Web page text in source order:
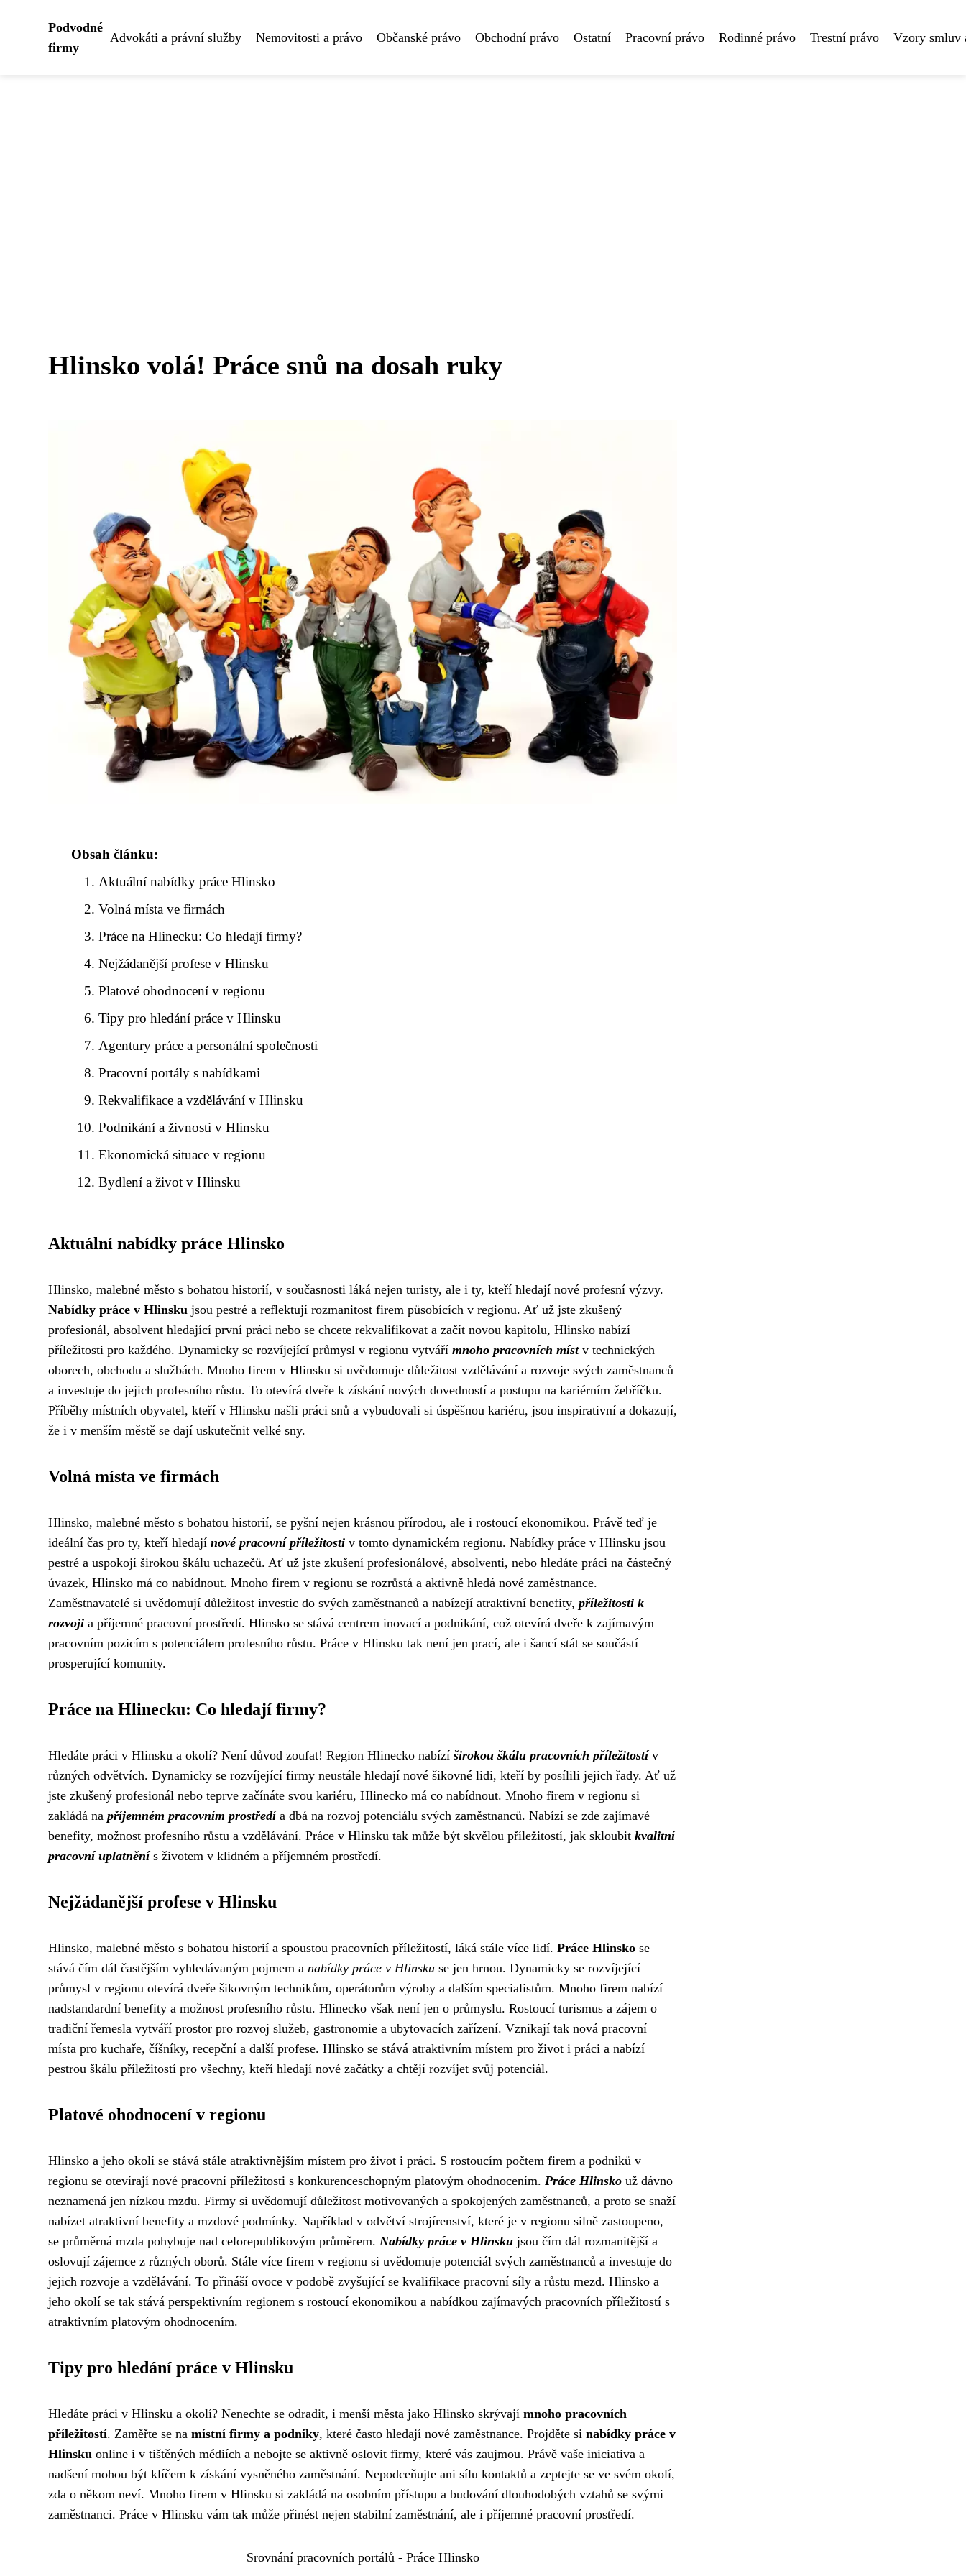
Podvodné
firmy
Advokáti a právní služby Nemovitosti a právo Občanské právo Obchodní právo Ostatní Pracovní právo Rodinné právo Trestní právo Vzory smluv
Hlinsko volá! Práce snů na dosah ruky
Obsah článku:
Aktuální nabídky práce Hlinsko
Volná místa ve firmách
Práce na Hlinecku: Co hledají firmy?
Nejžádanější profese v Hlinsku
Platové ohodnocení v regionu
Tipy pro hledání práce v Hlinsku
Agentury práce a personální společnosti
Pracovní portály s nabídkami
Rekvalifikace a vzdělávání v Hlinsku
Podnikání a živnosti v Hlinsku
Ekonomická situace v regionu
Bydlení a život v Hlinsku
Aktuální nabídky práce Hlinsko
Hlinsko, malebné město s bohatou historií, v současnosti láká nejen turisty, ale i ty, kteří hledají nové profesní výzvy.
Nabídky práce v Hlinsku jsou pestré a reflektují rozmanitost firem působících v regionu. Ať už jste zkušený
profesionál, absolvent hledající první práci nebo se chcete rekvalifikovat a začít novou kapitolu, Hlinsko nabízí
příležitosti pro každého. Dynamicky se rozvíjející průmysl v regionu vytváří mnoho pracovních místv technických
oborech, obchodu a službách. Mnoho firem v Hlinsku si uvědomuje důležitost vzdělávání a rozvoje svých zaměstnanců
a investuje do jejich profesního růstu. To otevírá dveře k získání nových dovedností a postupu na kariérním žebříčku.
Příběhy místních obyvatel, kteří v Hlinsku našli práci snů a vybudovali si úspěšnou kariéru, jsou inspirativní a dokazují,
že i v menším městě se dají uskutečnit velké sny.
Volná místa ve firmách
Hlinsko, malebné město s bohatou historií, se pyšní nejen krásnou přírodou, ale i rostoucí ekonomikou. Právě teď je
ideální čas pro ty, kteří hledají nové pracovní příležitosti v tomto dynamickém regionu. Nabídky práce v Hlinsku jsou
pestré a uspokojí širokou škálu uchazečů. Ať už jste zkušení profesionálové, absolventi, nebo hledáte práci na částečný
úvazek, Hlinsko má co nabídnout. Mnoho firem v regionu se rozrůstá a aktivně hledá nové zaměstnance.
Zaměstnavatelé si uvědomují důležitost investic do svých zaměstnanců a nabízejí atraktivní benefity, příležitosti k
rozvoji a příjemné pracovní prostředí. Hlinsko se stává centrem inovací a podnikání, což otevírá dveře k zajímavým
pracovním pozicím s potenciálem profesního růstu. Práce v Hlinsku tak není jen prací, ale i šancí stát se součástí
prosperující komunity.
Práce na Hlinecku: Co hledají firmy?
Hledáte práci v Hlinsku a okolí? Není důvod zoufat! Region Hlinecko nabízí širokou škálu pracovních příležitostív
různých odvětvích. Dynamicky se rozvíjející firmy neustále hledají nové šikovné lidi, kteří by posílili jejich řady. Ať už
jste zkušený profesionál nebo teprve začínáte svou kariéru, Hlinecko má co nabídnout. Mnoho firem v regionu si
zakládá na příjemném pracovním prostředía dbá na rozvoj potenciálu svých zaměstnanců. Nabízí se zde zajímavé
benefity, možnost profesního růstu a vzdělávání. Práce v Hlinsku tak může být skvělou příležitostí, jak skloubit kvalitní
pracovní uplatněnís životem v klidném a příjemném prostředí.
Nejžádanější profese v Hlinsku
Hlinsko, malebné město s bohatou historií a spoustou pracovních příležitostí, láká stále více lidí. Práce Hlinsko se
stává čím dál častějším vyhledávaným pojmem a nabídky práce v Hlinsku se jen hrnou. Dynamicky se rozvíjející
průmysl v regionu otevírá dveře šikovným technikům, operátorům výroby a dalším specialistům. Mnoho firem nabízí
nadstandardní benefity a možnost profesního růstu. Hlinecko však není jen o průmyslu. Rostoucí turismus a zájem o
tradiční řemesla vytváří prostor pro rozvoj služeb, gastronomie a ubytovacích zařízení. Vznikají tak nová pracovní
místa pro kuchaře, číšníky, recepční a další profese. Hlinsko se stává atraktivním místem pro život i práci a nabízí
pestrou škálu příležitostí pro všechny, kteří hledají nové začátky a chtějí rozvíjet svůj potenciál.
Platové ohodnocení v regionu
Hlinsko a jeho okolí se stává stále atraktivnějším místem pro život i práci. S rostoucím počtem firem a podniků v
regionu se otevírají nové pracovní příležitosti s konkurenceschopným platovým ohodnocením. Práce Hlinsko už dávno
neznamená jen nízkou mzdu. Firmy si uvědomují důležitost motivovaných a spokojených zaměstnanců, a proto se snaží
nabízet atraktivní benefity a mzdové podmínky. Například v odvětví strojírenství, které je v regionu silně zastoupeno,
se průměrná mzda pohybuje nad celorepublikovým průměrem. Nabídky práce v Hlinsku jsou čím dál rozmanitější a
oslovují zájemce z různých oborů. Stále více firem v regionu si uvědomuje potenciál svých zaměstnanců a investuje do
jejich rozvoje a vzdělávání. To přináší ovoce v podobě zvyšující se kvalifikace pracovní síly a růstu mezd. Hlinsko a
jeho okolí se tak stává perspektivním regionem s rostoucí ekonomikou a nabídkou zajímavých pracovních příležitostí s
atraktivním platovým ohodnocením.
Tipy pro hledání práce v Hlinsku
Hledáte práci v Hlinsku a okolí? Nenechte se odradit, i menší města jako Hlinsko skrývají mnoho pracovních
příležitostí. Zaměřte se na místní firmy a podniky, které často hledají nové zaměstnance. Projděte si nabídky práce v
Hlinsku online i v tištěných médiích a nebojte se aktivně oslovit firmy, které vás zaujmou. Právě vaše iniciativa a
nadšení mohou být klíčem k získání vysněného zaměstnání. Nepodceňujte ani sílu kontaktů a zeptejte se ve svém okolí,
zda o někom neví. Mnoho firem v Hlinsku si zakládá na osobním přístupu a budování dlouhodobých vztahů se svými
zaměstnanci. Práce v Hlinsku vám tak může přinést nejen stabilní zaměstnání, ale i příjemné pracovní prostředí.
Srovnání pracovních portálů - Práce Hlinsko